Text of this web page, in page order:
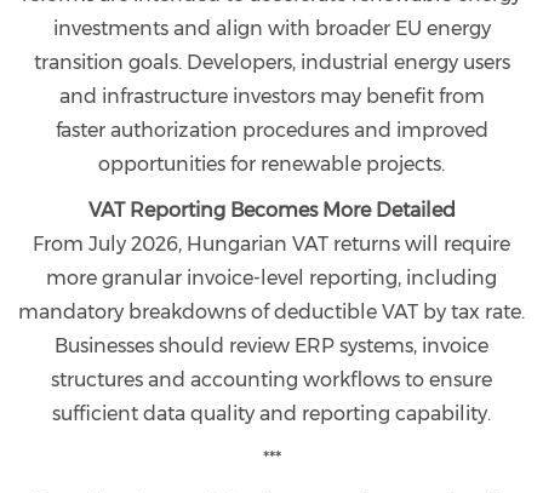
investments and align with broader EU energy
transition goals. Developers, industrial energy users
and infrastructure investors may benefit from
faster authorization procedures and improved
opportunities for renewable projects.
VAT Reporting Becomes More Detailed
From July 2026, Hungarian VAT returns will require
more granular invoice-level reporting, including
mandatory breakdowns of deductible VAT by tax rate.
Businesses should review ERP systems, invoice
structures and accounting workflows to ensure
sufficient data quality and reporting capability.
***